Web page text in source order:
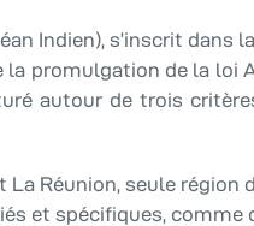
Indien), s’inscrit dans
la promulgation de la loi
autour de trois
Réunion, seule région
et spécifiques, comme